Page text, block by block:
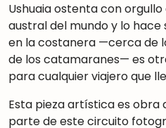
Ushuaia ostenta con
austral del mundo y lo
en la costanera —cerca de
de los catamaranes— es
para cualquier viajero que
Esta pieza artística es obra
parte de este circuito